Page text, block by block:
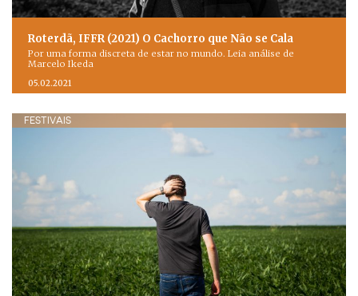
Roterdã, IFFR (2021) O Cachorro que Não se Cala
Por uma forma discreta de estar no mundo. Leia análise de
Marcelo Ikeda
05.02.2021
FESTIVAIS